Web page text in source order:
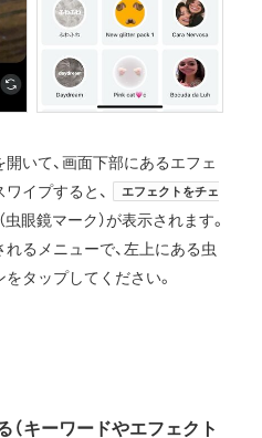
いて、画面下部にあるエフェ
イプすると、
エフェクトをチェ
眼鏡マーク）が表示されます。
るメニューで、左上にある虫
タップしてください。
（キーワードやエフェクト